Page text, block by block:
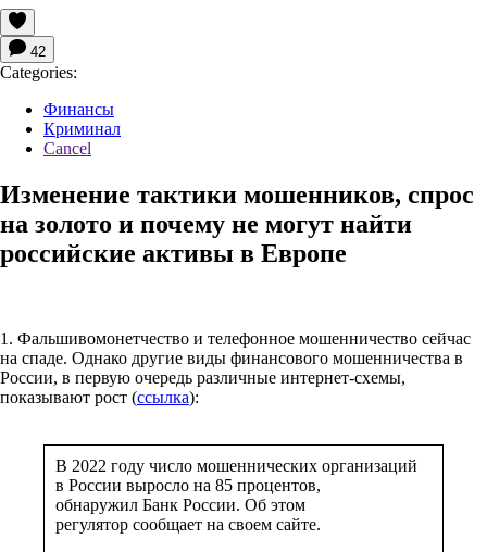
42
Categories:
Финансы
Криминал
Cancel
Изменение тактики мошенников, спрос
на золото и почему не могут найти
российские активы в Европе
1. Фальшивомонетчество и телефонное мошенничество сейчас
на спаде. Однако другие виды финансового мошенничества в
России, в первую очередь различные интернет-схемы,
показывают рост (ссылка):
В 2022 году число мошеннических организаций
в России выросло на 85 процентов,
обнаружил Банк России. Об этом
регулятор сообщает на своем сайте.